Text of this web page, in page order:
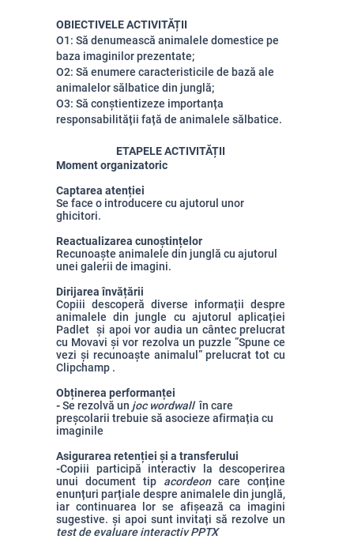
OBIECTIVELE ACTIVITĂȚII
O1: Să denumească animalele domestice pe
baza imaginilor prezentate;
O2: Să enumere caracteristicile de bază ale
animalelor sălbatice din junglă;
O3: Să conștientizeze importanța
responsabilității față de animalele sălbatice.
ETAPELE ACTIVITĂȚII
Moment organizatoric
Captarea atenției
Se face o introducere cu ajutorul unor
ghicitori.
Reactualizarea cunoștințelor
Recunoaște animalele din junglă cu ajutorul
unei galerii de imagini.
Dirijarea învățării
Copiii descoperă diverse informații despre
animalele din jungle cu ajutorul aplicației
Padlet și apoi vor audia un cântec prelucrat
cu Movavi și vor rezolva un puzzle ”Spune ce
vezi și recunoaște animalul” prelucrat tot cu
Clipchamp .
Obținerea performanței
-Se rezolvă un joc wordwallîn care
preșcolarii trebuie să asocieze afirmația cu
imaginile
Asigurarea retenției și a transferului
-Copiii participă interactiv la descoperirea
unui document tip acordeon care conține
enunțuri parțiale despre animalele din junglă,
iar continuarea lor se afișează ca imagini
sugestive. și apoi sunt invitați să rezolve un
test de evaluare interactiv PPTX